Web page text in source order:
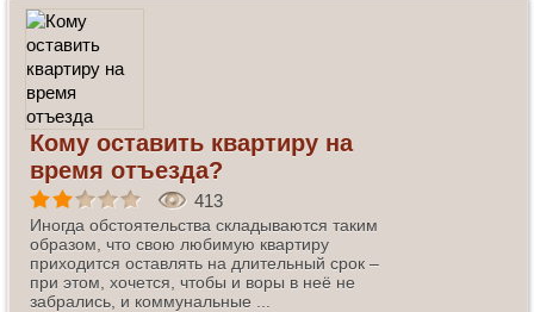
Кому оставить квартиру на
время отъезда?
413
Иногда обстоятельства складываются таким
образом, что свою любимую квартиру
приходится оставлять на длительный срок –
при этом, хочется, чтобы и воры в неё не
забрались, и коммунальные ...